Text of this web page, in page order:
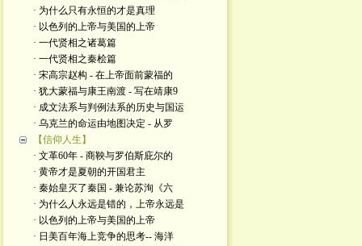
· 为什么只有永恒的才是真理
· 以色列的上帝与美国的上帝
· 一代贤相之诸葛篇
· 一代贤相之秦桧篇
· 宋高宗赵构 - 在上帝面前蒙福的
· 犹大蒙福与康王南渡 - 写在靖康9
· 成文法系与判例法系的历史与国运
· 乌克兰的命运由地图决定 - 从罗
【信仰人生】
· 文革60年 - 商鞅与罗伯斯庇尔的
· 黄帝才是夏朝的开国君主
· 秦始皇灭了秦国 - 兼论苏洵《六
· 为什么人永远是错的，上帝永远是
· 以色列的上帝与美国的上帝
· 日美百年海上竞争的思考-- 海洋